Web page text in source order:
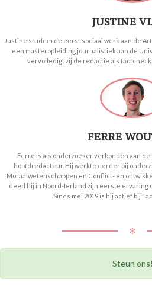
JUSTINE
Justine studeerde eerst sociaal werk aan de
een masteropleiding journalistiek aan de
vervolledigt zij de redactie als
FERRE
Ferre is als onderzoeker verbonden aan de
hoofdredacteur. Hij werkte eerder bij
Moraalwetenschappen en Conflict- en
deed hij in Noord-Ierland zijn eerste ervaring
Sinds mei 2019 is hij actief bij
✻
Steun ons!